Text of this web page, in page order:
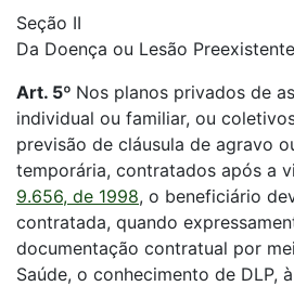
Seção II
Da Doença ou Lesão Preexistente
Art. 5º Nos planos privados de
individual ou familiar, ou
previsão de cláusula de agravo
temporária, contratados após a
9.656, de 1998, o beneficiário
contratada, quando
documentação contratual por
Saúde, o conhecimento de DLP,